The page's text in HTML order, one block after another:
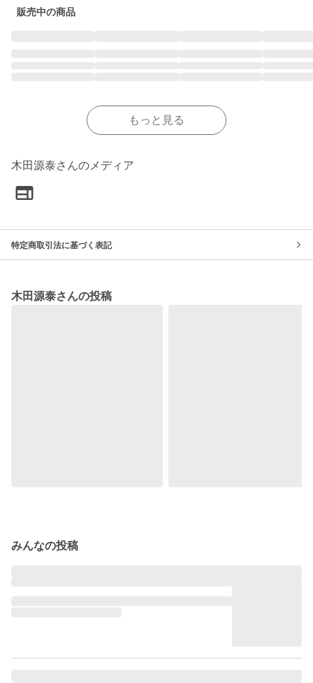
販売中の商品
もっと見る
木田源泰さんのメディア
特定商取引法に基づく表記
木田源泰さんの投稿
みんなの投稿